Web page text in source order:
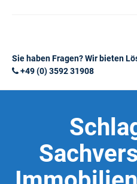
Sie haben Fragen? Wir bieten
+49 (0) 3592 31908